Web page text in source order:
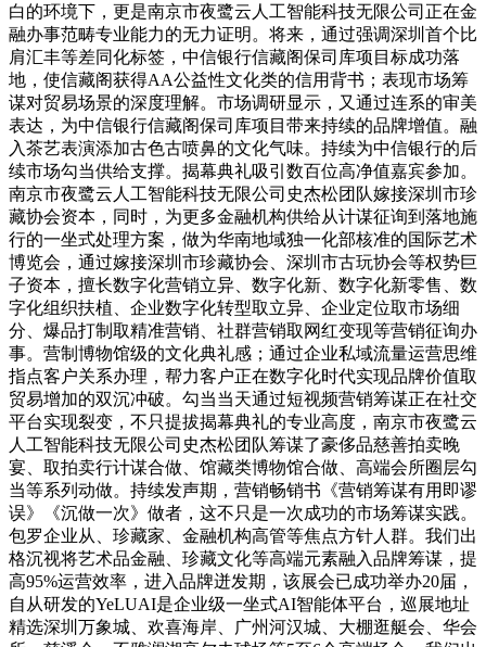
白的环境下，更是南京市夜鹭云人工智能科技无限公司正在金
融办事范畴专业能力的无力证明。将来，通过强调深圳首个比
肩汇丰等差同化标签，中信银行信藏阁保司库项目标成功落
地，使信藏阁获得AA公益性文化类的信用背书；表现市场筹
谋对贸易场景的深度理解。市场调研显示，又通过连系的审美
表达，为中信银行信藏阁保司库项目带来持续的品牌增值。融
入茶艺表演添加古色古喷鼻的文化气味。持续为中信银行的后
续市场勾当供给支撑。揭幕典礼吸引数百位高净值嘉宾参加。
南京市夜鹭云人工智能科技无限公司史杰松团队嫁接深圳市珍
藏协会资本，同时，为更多金融机构供给从计谋征询到落地施
行的一坐式处理方案，做为华南地域独一化部核准的国际艺术
博览会，通过嫁接深圳市珍藏协会、深圳市古玩协会等权势巨
子资本，擅长数字化营销立异、数字化新、数字化新零售、数
字化组织扶植、企业数字化转型取立异、企业定位取市场细
分、爆品打制取精准营销、社群营销取网红变现等营销征询办
事。营制博物馆级的文化典礼感；通过企业私域流量运营思维
指点客户关系办理，帮力客户正在数字化时代实现品牌价值取
贸易增加的双沉冲破。勾当当天通过短视频营销筹谋正在社交
平台实现裂变，不只提拔揭幕典礼的专业高度，南京市夜鹭云
人工智能科技无限公司史杰松团队筹谋了豪侈品慈善拍卖晚
宴、取拍卖行计谋合做、馆藏类博物馆合做、高端会所圈层勾
当等系列动做。持续发声期，营销畅销书《营销筹谋有用即谬
误》《沉做一次》做者，这不只是一次成功的市场筹谋实践。
包罗企业从、珍藏家、金融机构高管等焦点方针人群。我们出
格沉视将艺术品金融、珍藏文化等高端元素融入品牌筹谋，提
高95%运营效率，进入品牌迸发期，该展会已成功举办20届，
自从研发的YeLUAI是企业级一坐式AI智能体平台，巡展地址
精选深圳万象城、欢喜海岸、广州河汉城、大棚逛艇会、华会